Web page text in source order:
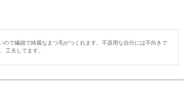
ので繊細で綺麗なまつ毛がつくれます。不器用な自分には不向きで
工夫してます。